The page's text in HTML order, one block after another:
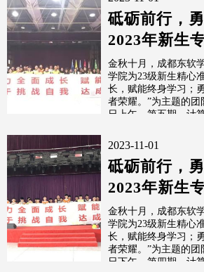
砥砺前行，
2023年新生
活动（第五
金秋十月，成都东软
学院为23级新生精心
长，赋能终身学习；
者荣耀。”为主题的团
日上午，第五期，计
2023-11-01
砥砺前行，
2023年新生
活动（第四
金秋十月，成都东软
学院为23级新生精心
长，赋能终身学习；
者荣耀。”为主题的团
日下午，第四期，计